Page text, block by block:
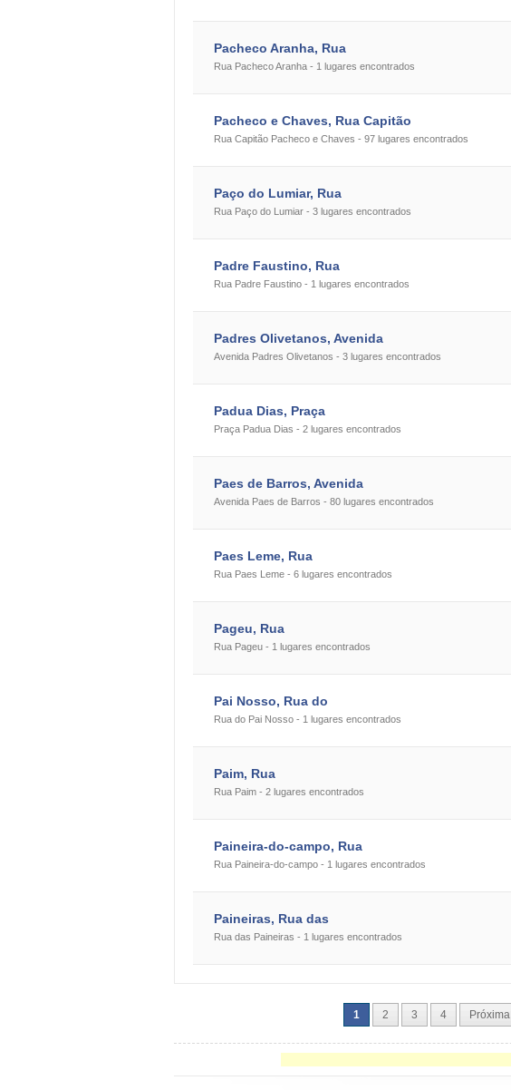
Pacheco Aranha, Rua
Rua Pacheco Aranha - 1 lugares encontrados
Pacheco e Chaves, Rua Capitão
Rua Capitão Pacheco e Chaves - 97 lugares encontrados
Paço do Lumiar, Rua
Rua Paço do Lumiar - 3 lugares encontrados
Padre Faustino, Rua
Rua Padre Faustino - 1 lugares encontrados
Padres Olivetanos, Avenida
Avenida Padres Olivetanos - 3 lugares encontrados
Padua Dias, Praça
Praça Padua Dias - 2 lugares encontrados
Paes de Barros, Avenida
Avenida Paes de Barros - 80 lugares encontrados
Paes Leme, Rua
Rua Paes Leme - 6 lugares encontrados
Pageu, Rua
Rua Pageu - 1 lugares encontrados
Pai Nosso, Rua do
Rua do Pai Nosso - 1 lugares encontrados
Paim, Rua
Rua Paim - 2 lugares encontrados
Paineira-do-campo, Rua
Rua Paineira-do-campo - 1 lugares encontrados
Paineiras, Rua das
Rua das Paineiras - 1 lugares encontrados
1 2 3 4 Próxima